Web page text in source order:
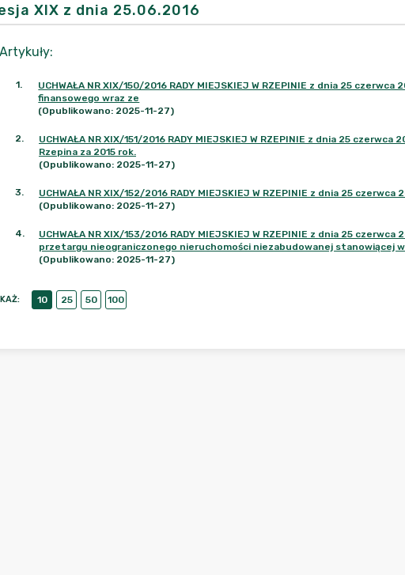
XIX z dnia 25.06.2016
Artykuły:
1.
UCHWAŁA NR XIX/150/2016 RADY MIEJSKIEJ W RZEPINIE z dnia 25
finansowego wraz ze
(Opublikowano: 2025-11-27)
2.
UCHWAŁA NR XIX/151/2016 RADY MIEJSKIEJ W RZEPINIE z dnia 25
Rzepina za 2015 rok.
(Opublikowano: 2025-11-27)
3.
UCHWAŁA NR XIX/152/2016 RADY MIEJSKIEJ W RZEPINIE z dnia 25
(Opublikowano: 2025-11-27)
4.
UCHWAŁA NR XIX/153/2016 RADY MIEJSKIEJ W RZEPINIE z dnia 25
przetargu nieograniczonego nieruchomości niezabudowanej stanowiącej
(Opublikowano: 2025-11-27)
: 10 25 50 100